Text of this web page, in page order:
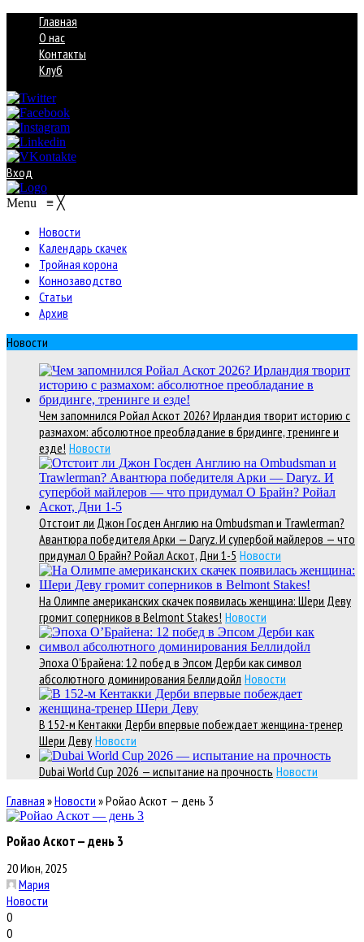
Главная
О нас
Контакты
Клуб
Вход
Menu ≡ ╳
Новости
Календарь скачек
Тройная корона
Коннозаводство
Статьи
Архив
Новости
Чем запомнился Ройал Аскот 2026? Ирландия творит историю с
размахом: абсолютное преобладание в бридинге, тренинге и
езде! Новости
Отстоит ли Джон Госден Англию на Ombudsman и Trawlerman?
Авантюра победителя Арки — Daryz. И супербой майлеров — что
придумал О Брайн? Ройал Аскот, Дни 1-5 Новости
На Олимпе американских скачек появилась женщина: Шери Деву
громит соперников в Belmont Stakes! Новости
Эпоха О’Брайена: 12 побед в Эпсом Дерби как символ
абсолютного доминирования Беллидойл Новости
В 152-м Кентакки Дерби впервые побеждает женщина-тренер
Шери Деву Новости
Dubai World Cup 2026 — испытание на прочность Новости
Главная »Новости »Ройао Аскот — день 3
Ройао Аскот — день 3
20 Июн, 2025
Мария
Новости
0
0